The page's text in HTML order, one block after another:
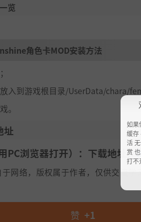
览
角色卡MOD安装方法
入到游戏根目录/UserData/chara/
。
址
PC浏览器打开）：下载地址：
于网络，版权属于作者，仅供交流
赞 +1
如果
缓存
活
赏
打不